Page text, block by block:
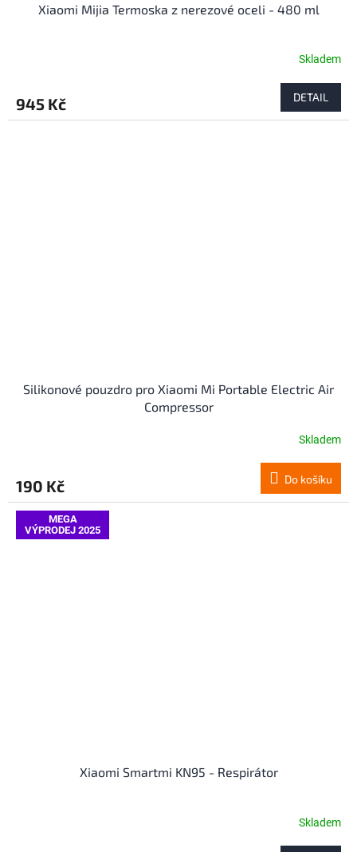
Xiaomi Mijia Termoska z nerezové oceli - 480 ml
Skladem
945 Kč DETAIL
Silikonové pouzdro pro Xiaomi Mi Portable Electric Air
Compressor
Skladem
190 Kč Do košíku
MEGA
VÝPRODEJ 2025
Xiaomi Smartmi KN95 - Respirátor
Skladem